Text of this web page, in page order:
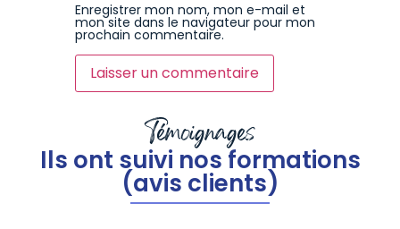
Enregistrer mon nom, mon e-mail et
mon site dans le navigateur pour mon
prochain commentaire.
Témoignages
Ils ont suivi nos formations
(avis clients)